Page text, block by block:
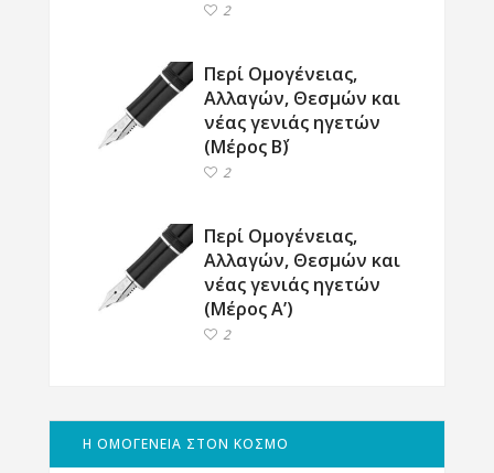
2
Περί Ομογένειας,
Αλλαγών, Θεσμών και
νέας γενιάς ηγετών
(Μέρος Β΄)
2
Περί Ομογένειας,
Αλλαγών, Θεσμών και
νέας γενιάς ηγετών
(Μέρος Α’)
2
Η ΟΜΟΓΕΝΕΙΑ ΣΤΟΝ ΚΟΣΜΟ